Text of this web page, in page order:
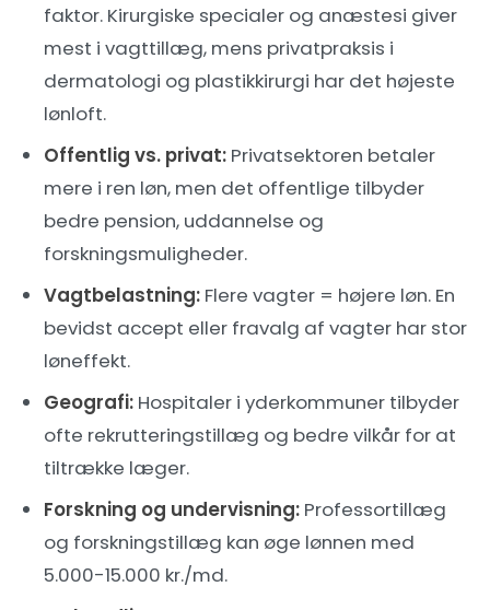
faktor. Kirurgiske specialer og anæstesi giver
mest i vagttillæg, mens privatpraksis i
dermatologi og plastikkirurgi har det højeste
lønloft.
Offentlig vs. privat: Privatsektoren betaler
mere i ren løn, men det offentlige tilbyder
bedre pension, uddannelse og
forskningsmuligheder.
Vagtbelastning: Flere vagter = højere løn. En
bevidst accept eller fravalg af vagter har stor
løneffekt.
Geografi: Hospitaler i yderkommuner tilbyder
ofte rekrutteringstillæg og bedre vilkår for at
tiltrække læger.
Forskning og undervisning: Professortillæg
og forskningstillæg kan øge lønnen med
5.000-15.000 kr./md.